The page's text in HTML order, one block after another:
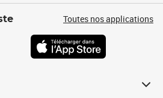
Toutes nos applications